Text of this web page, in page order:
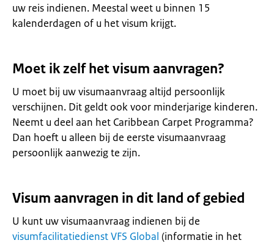
uw reis indienen. Meestal weet u binnen 15
kalenderdagen of u het visum krijgt.
Moet ik zelf het visum aanvragen?
U moet bij uw visumaanvraag altijd persoonlijk
verschijnen. Dit geldt ook voor minderjarige kinderen.
Neemt u deel aan het Caribbean Carpet Programma?
Dan hoeft u alleen bij de eerste visumaanvraag
persoonlijk aanwezig te zijn.
Visum aanvragen in dit land of gebied
U kunt uw visumaanvraag indienen bij de
visumfacilitatiedienst VFS Global (informatie in het